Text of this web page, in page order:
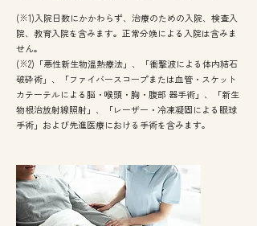
(※1)入院日数にかかわらず、治療のための入院、検査入
院、教育入院を含みます。正常分娩による入院は含みま
せん。
(※2)「悪性新生物溫熱療法」、「衝撃波による体内結石
破砕術」、「ファイバースコープまたは血管・スケット
カテーテルによる脳・喉頭・胸・腹部 器手術」、「新生
物根治放射線照射」、「レーザー・冷凍凝固による眼球
手術」および先進医療における手術を含みます。